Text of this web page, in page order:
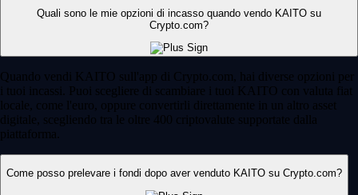
Quali sono le mie opzioni di incasso quando vendo KAITO su
Crypto.com?
Quando vendi KAITO sull'app di Crypto.com, hai diverse opzioni per
i tuoi incassi. Puoi scegliere di scambiare i tuoi KAITO con valuta fiat
locale, come l'euro, oppure convertirli direttamente in un altro asset
digitale, scegliendo tra le oltre 400 criptovalute supportate dalla
piattaforma.
Come posso prelevare i fondi dopo aver venduto KAITO su Crypto.com?